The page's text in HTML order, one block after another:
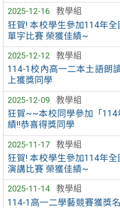
2025-12-16
教學組
狂賀! 本校學生參加114年
單字比賽 榮獲佳績~
2025-12-12
教學組
114-1校內高一二本土語朗
上獲獎同學
2025-12-09
教學組
狂賀~~本校同學參加「
績!!恭喜得獎同學
2025-11-17
教學組
狂賀! 本校學生參加114年
演講比賽 榮獲佳績~
2025-11-14
教學組
114-1高一二學藝競賽獲獎